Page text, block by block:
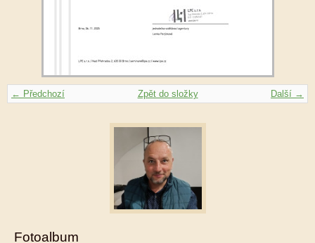
← Předchozí Další →
Zpět do složky
Fotoalbum